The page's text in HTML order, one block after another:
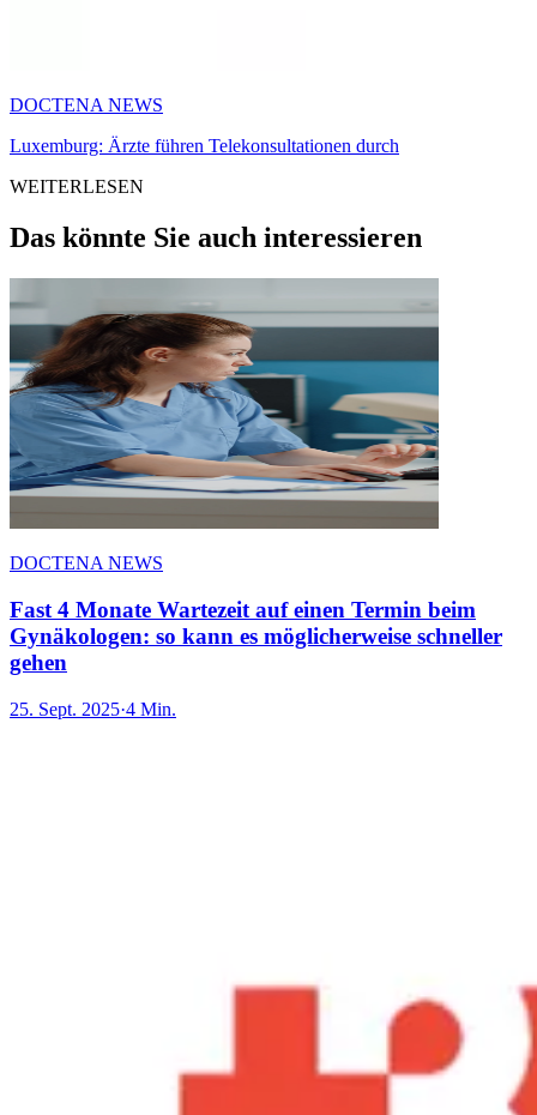
DOCTENA NEWS
Luxemburg: Ärzte führen Telekonsultationen durch
WEITERLESEN
Das könnte Sie auch interessieren
DOCTENA NEWS
Fast 4 Monate Wartezeit auf einen Termin beim
Gynäkologen: so kann es möglicherweise schneller
gehen
25. Sept. 2025·4 Min.